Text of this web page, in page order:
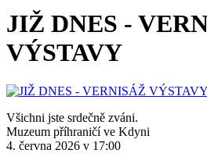
JIŽ DNES -
VÝSTAVY
Všichni jste srdečně zváni.
Muzeum příhraničí ve Kdyni
4. června 2026 v 17:00